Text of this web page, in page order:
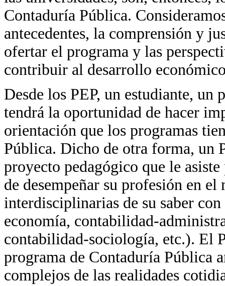
Contaduría Pública.
antecedentes, la comprensión y
ofertar el programa y las
contribuir al desarrollo
Desde los PEP, un estudiante,
tendrá la oportunidad de hacer
orientación que los programas
Pública. Dicho de otra forma, un
proyecto pedagógico que le
de desempeñar su profesión en el
interdisciplinarias de su saber
economía, contabilidad-
contabilidad-sociología, etc.). El
programa de Contaduría Pública
complejos de las realidades